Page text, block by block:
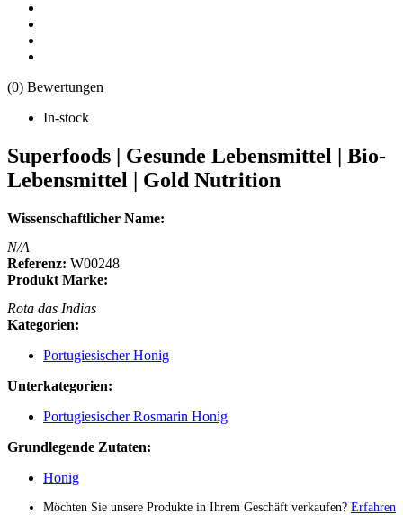
(0) Bewertungen
In-stock
Superfoods | Gesunde Lebensmittel | Bio-
Lebensmittel | Gold Nutrition
Wissenschaftlicher Name:
N/A
Referenz: W00248
Produkt Marke:
Rota das Indias
Kategorien:
Portugiesischer Honig
Unterkategorien:
Portugiesischer Rosmarin Honig
Grundlegende Zutaten:
Honig
Möchten Sie unsere Produkte in Ihrem Geschäft verkaufen? Erfahren